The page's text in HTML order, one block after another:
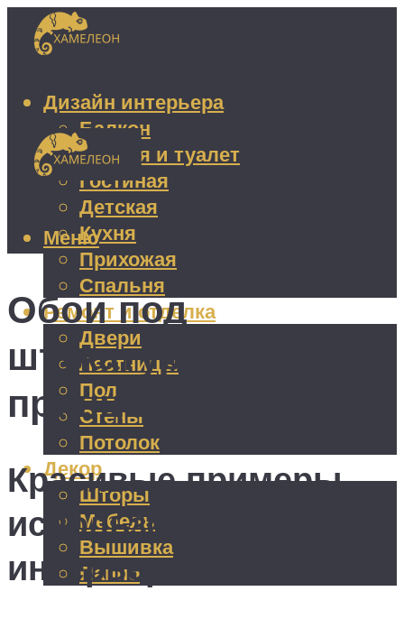
Дизайн интерьера
Балкон
Ванная и туалет
Гостиная
Детская
Кухня
Прихожая
Спальня
Ремонт и отделка
Двери
Лестницы
Пол
Стены
Потолок
Декор
Шторы
Мебель
Вышивка
Панно
Меню
Обои под
штукатурку: 5
принципов работы
Красивые примеры
использования в
интерьере